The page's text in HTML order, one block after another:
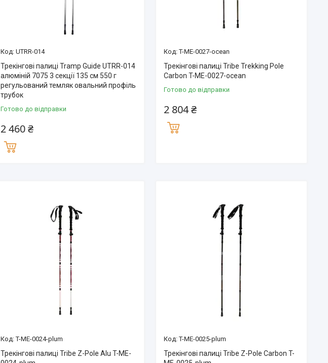
UTRR-014
Трекінгові палиці Tramp Guide UTRR-014
алюміній 7075 3 секції 135 см 550 г
регульований темляк овальний профіль
трубок
Готово до відправки
2 460 ₴
T-ME-0027-ocean
Трекінгові палиці Tribe Trekking Pole
Carbon T-ME-0027-ocean
Готово до відправки
2 804 ₴
T-ME-0024-plum
Трекінгові палиці Tribe Z-Pole Alu T-ME-
T-ME-0025-plum
Трекінгові палиці Tribe Z-Pole Carbon T-